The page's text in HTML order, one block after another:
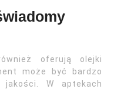
oferują olejki
może być bardzo
jakości. W aptekach